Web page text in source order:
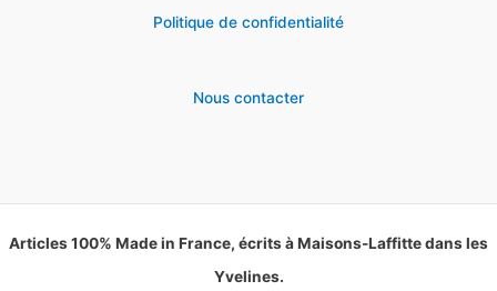
Politique de confidentialité
Nous contacter
Articles 100% Made in France, écrits à Maisons-Laffitte dans les
Yvelines.